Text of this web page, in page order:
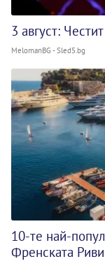
3 август:
MelomanBG - Sled5.bg
10-те най-
Френската